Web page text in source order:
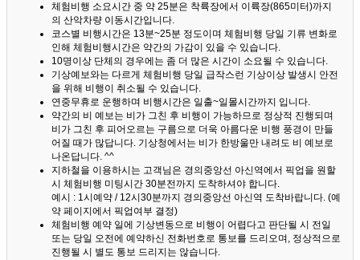
체험비행 소요시간 중 약 25분은 착륙장에서 이륙장(865미터)까지
의 산악차량 이동시간입니다.
코스별 비행시간은 13분~25분 정도이며 체험비행 당일 기류 변화로
인해 체험비행시간은 약간의 가감이 있을 수 있습니다.
10명이상 단체의 경우에는 좀 더 많은 시간이 소요될 수 있습니다.
기상예보와는 다르게 체험비행 당일 급작스런 기상이상 발생시 안전
을 위해 비행이 취소될 수 있습니다.
연중무휴로 운행하며 비행시간은 일출~일몰시간까지 입니다.
약간의 비 예보는 비가 그친 후 비행이 가능하므로 정상적 진행되며
비가 그친 후 피어오르는 구름으로 더욱 아름다운 비행 풍경이 만들
어질 때가 많답니다. 기상청에서는 비가 한방울만 내려도 비 예보로
나온답니다. ^^
지하철을 이용하시는 고객님은 경의중앙선 아신역에서 픽업을 원할
시 체험비행 미팅시간 30분전까지 도착하셔야 합니다.
예시 : 1시예약 / 12시30분까지 경의중앙선 아신역 도착바랍니다. (예
약 페이지에서 픽업여부 결정)
체험비행 예약 일에 기상변동으로 비행이 어렵다고 판단될 시 전일
또는 당일 오전에 예약하신 전화번호로 통보를 드리오며, 정상적으로
진행될 시 별도 통보 드리지는 않습니다.